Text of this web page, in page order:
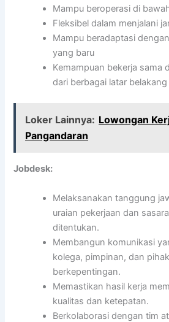
Mampu beroperasi di
Fleksibel dalam menjalani
Mampu beradaptasi
yang baru
Kemampuan bekerja sama
dari berbagai latar belakang
Loker Lainnya: Lowongan
Pangandaran
Jobdesk:
Melaksanakan tanggung
uraian pekerjaan dan
ditentukan.
Membangun komunikasi
kolega, pimpinan, dan
berkepentingan.
Memastikan hasil kerja
kualitas dan ketepatan.
Berkolaborasi dengan tim